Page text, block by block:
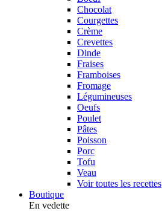
Chocolat
Courgettes
Crème
Crevettes
Dinde
Fraises
Framboises
Fromage
Légumineuses
Oeufs
Poulet
Pâtes
Poisson
Porc
Tofu
Veau
Voir toutes les recettes
Boutique
En vedette